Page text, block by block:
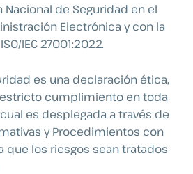
Nacional de Seguridad en el
Electrónica y con la
IEC 27001:2022.
es una declaración ética,
cumplimiento en toda
es desplegada a través de
y Procedimientos con
que los riesgos sean tratados